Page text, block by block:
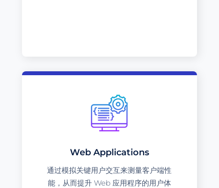
Web Applications
通过模拟关键用户交互来测量客户端性
能，从而提升 Web 应用程序的用户体